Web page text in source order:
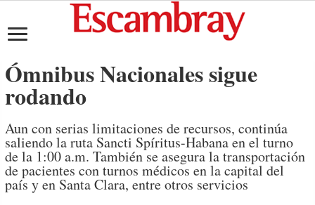
Ómnibus Nacionales sigue
rodando
Aun con serias limitaciones de recursos, continúa
saliendo la ruta Sancti Spíritus-Habana en el turno
de la 1:00 a.m. También se asegura la transportación
de pacientes con turnos médicos en la capital del
país y en Santa Clara, entre otros servicios